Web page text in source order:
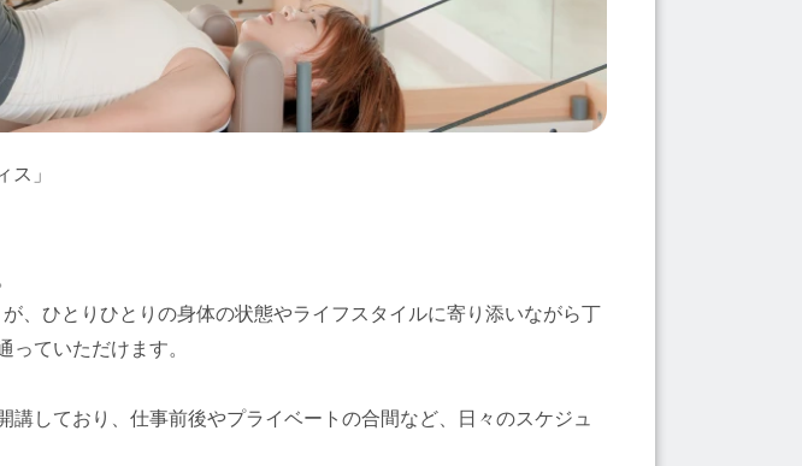
ス」
、ひとりひとりの身体の状態やライフスタイルに寄り添いながら丁
ていただけます。
しており、仕事前後やプライベートの合間など、日々のスケジュ